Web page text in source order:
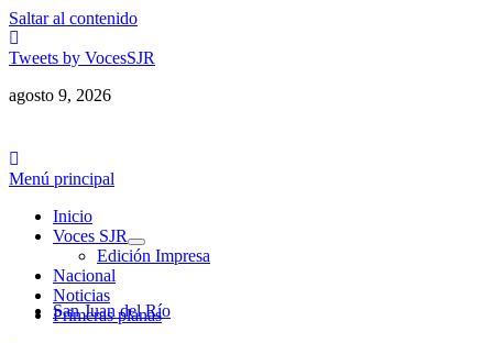
Saltar al contenido
Tweets by VocesSJR
agosto 9, 2026
Menú principal
Inicio
Voces SJR
Edición Impresa
Nacional
Noticias
Primeras planas
San Juan del Río